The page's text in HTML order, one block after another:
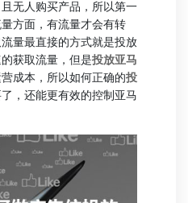
无人购买产品，所以第一
方面，有流量才会有转
量最直接的方式就是投放
获取流量，但是投放亚马
成本，所以如何正确的投
，还能更有效的控制亚马